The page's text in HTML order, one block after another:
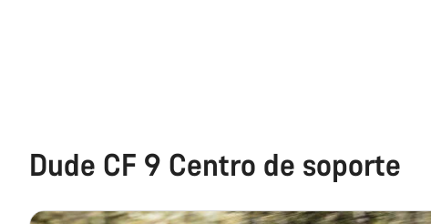
Dude CF 9 Centro de soporte